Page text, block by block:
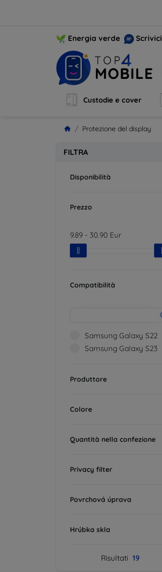
Energia verde Scrivici
Custodie e cover
Protezione del display
FILTRA
Disponibilità
Prezzo
9.89 - 30.90 Eur
Compatibilità
Samsung Galaxy S22
Samsung Galaxy S23
Produttore
Colore
Quantità nella confezione
Privacy filter
Povrchová úprava
Hrúbka skla
Risultati 19